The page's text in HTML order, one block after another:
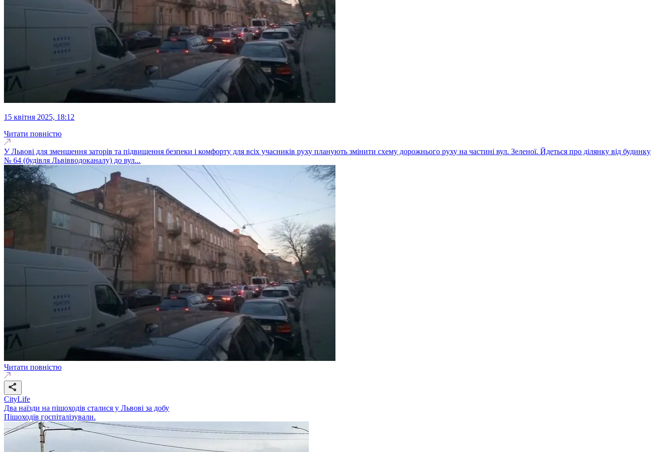
15 квітня 2025, 18:12
Читати повністю
У Львові для зменшення заторів та підвищення безпеки і комфорту для всіх учасників руху планують змінити схему дорожнього руху на частині вул. Зеленої. Йдеться про ділянку від будинку
№ 64 (будівля Львівводоканалу) до вул...
Читати повністю
CityLife
Два наїзди на пішоходів сталися у Львові за добу
Пішоходів госпіталізували.